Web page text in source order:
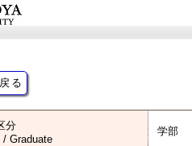
分
/ Graduate
学部